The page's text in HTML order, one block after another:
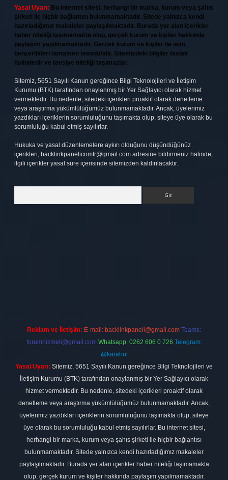
Yasal Uyarı: Bu internet sitesi, herhangi bir marka, kurum veya şahıs
şirketi ile hiçbir bağlantısı bulunmamaktadır. Sitede yalnızca kendi
hazırladığımız makaleler paylaşılmaktadır. Burada yer alan içerikler
haber niteliği taşımamakta olup, gerçek kurum ve kişiler hakkında
paylaşım yapılmamaktadır. Gerçek kurum ve kişiler ile isim
benzerlikleri tamamen tesadüfidir. Sitemizdeki bilgiler taslak
halindedir ve tavsiye niteliği taşımazlar.
Sitemiz, 5651 Sayılı Kanun gereğince Bilgi Teknolojileri ve İletişim
Kurumu (BTK) tarafından onaylanmış bir Yer Sağlayıcı olarak hizmet
vermektedir. Bu nedenle, sitedeki içerikleri proaktif olarak denetleme
veya araştırma yükümlülüğümüz bulunmamaktadır. Ancak, üyelerimiz
yazdıkları içeriklerin sorumluluğunu taşımakta olup, siteye üye olarak bu
sorumluluğu kabul etmiş sayılırlar.
Hukuka ve yasal düzenlemelere aykırı olduğunu düşündüğünüz
içerikleri, backlinkpanelicomtr@gmail.com adresine bildirmeniz halinde,
ilgili içerikler yasal süre içerisinde sitemizden kaldırılacaktır.
Reklam ve İletişim: E-mail: backlinkpaneli@gmail.com Teams:
forumhizmeti@gmail.com Whatsapp: 0262 606 0 726 Telegram:
@karabul
Yasal Uyarı: Sitemiz, 5651 Sayılı Kanun gereğince Bilgi Teknolojileri ve
İletişim Kurumu (BTK) tarafından onaylanmış bir Yer Sağlayıcı olarak
hizmet vermektedir. Bu nedenle, sitedeki içerikleri proaktif olarak
denetleme veya araştırma yükümlülüğümüz bulunmamaktadır. Ancak,
üyelerimiz yazdıkları içeriklerin sorumluluğunu taşımakta olup, siteye
üye olarak bu sorumluluğu kabul etmiş sayılırlar. Bu internet sitesi,
herhangi bir marka, kurum veya şahıs şirketi ile hiçbir bağlantısı
bulunmamaktadır. Sitede yalnızca kendi hazırladığımız makaleler
paylaşılmaktadır. Burada yer alan içerikler haber niteliği taşımamakta
olup, gerçek kurum ve kişiler hakkında paylaşım yapılmamaktadır.